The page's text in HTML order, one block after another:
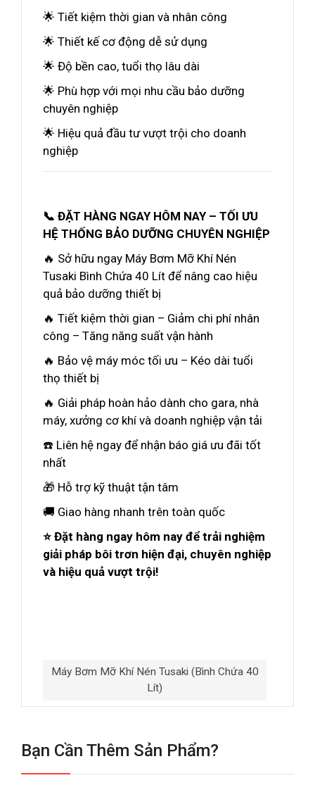
🌟 Tiết kiệm thời gian và nhân công
🌟 Thiết kế cơ động dễ sử dụng
🌟 Độ bền cao, tuổi thọ lâu dài
🌟 Phù hợp với mọi nhu cầu bảo dưỡng
chuyên nghiệp
🌟 Hiệu quả đầu tư vượt trội cho doanh
nghiệp
📞 ĐẶT HÀNG NGAY HÔM NAY – TỐI ƯU
HỆ THỐNG BẢO DƯỠNG CHUYÊN NGHIỆP
🔥 Sở hữu ngay Máy Bơm Mỡ Khí Nén
Tusaki Bình Chứa 40 Lít để nâng cao hiệu
quả bảo dưỡng thiết bị
🔥 Tiết kiệm thời gian – Giảm chi phí nhân
công – Tăng năng suất vận hành
🔥 Bảo vệ máy móc tối ưu – Kéo dài tuổi
thọ thiết bị
🔥 Giải pháp hoàn hảo dành cho gara, nhà
máy, xưởng cơ khí và doanh nghiệp vận tải
☎️ Liên hệ ngay để nhận báo giá ưu đãi tốt
nhất
🎁 Hỗ trợ kỹ thuật tận tâm
🚚 Giao hàng nhanh trên toàn quốc
⭐ Đặt hàng ngay hôm nay để trải nghiệm
giải pháp bôi trơn hiện đại, chuyên nghiệp
và hiệu quả vượt trội!
Máy Bơm Mỡ Khí Nén Tusaki (bình Chứa 40
Lít)
Bạn Cần Thêm Sản Phẩm?